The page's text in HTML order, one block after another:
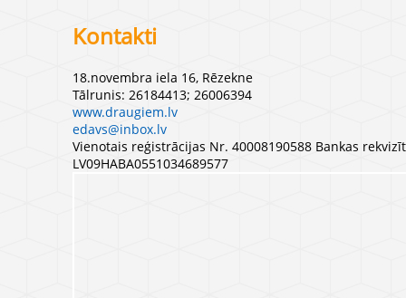
Kontakti
18.novembra iela 16, Rēzekne
Tālrunis: 26184413; 26006394
www.draugiem.lv
edavs@inbox.lv
Vienotais reģistrācijas Nr. 40008190588 Bankas
LV09HABA0551034689577